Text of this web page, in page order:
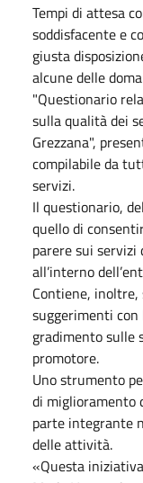
Tempi di attesa
soddisfacente e
giusta
alcune delle
"Questionario
sulla qualità dei
Grezzana",
compilabile da
servizi.
Il questionario,
quello di
parere sui
all’interno
Contiene, inoltre,
suggerimenti
gradimento sulle
promotore.
Uno strumento
di miglioramento
parte integrante
delle attività.
«Questa